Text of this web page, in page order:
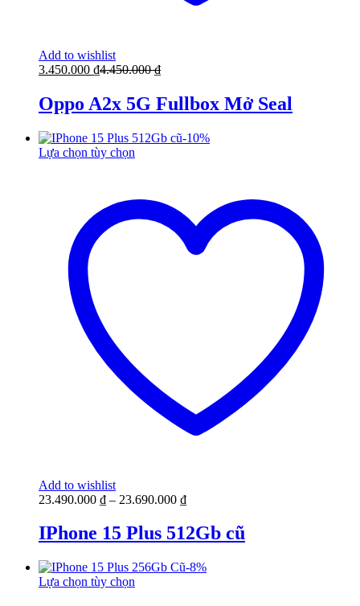
Add to wishlist
3.450.000 ₫4.450.000₫
Oppo A2x 5G Fullbox Mở Seal
-10%
Lựa chọn tùy chọn
Add to wishlist
23.490.000 ₫ – 23.690.000 ₫
IPhone 15 Plus 512Gb cũ
-8%
Lựa chọn tùy chọn